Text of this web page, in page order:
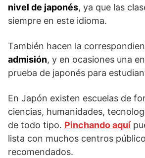
nivel de japonés, ya que las
siempre en este idioma.
También hacen la
admisión, y en ocasiones una
prueba de japonés para
En Japón existen escuelas de
ciencias, humanidades,
de todo tipo. Pinchando aquí
lista con muchos centros
recomendados.